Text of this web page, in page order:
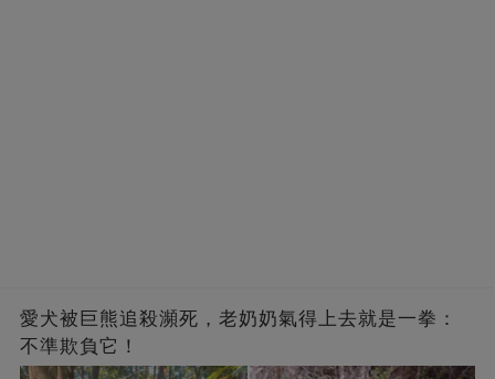
愛犬被巨熊追殺瀕死，老奶奶氣得上去就是一拳：
不準欺負它！